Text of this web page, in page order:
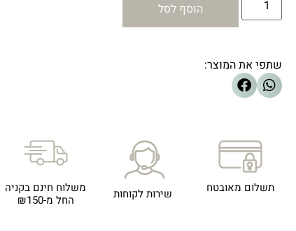
הוסף לסל
שתפי את המוצר:
תשלום מאובטח שירות לקוחות
משלוח חינם בקניה
החל מ-₪150